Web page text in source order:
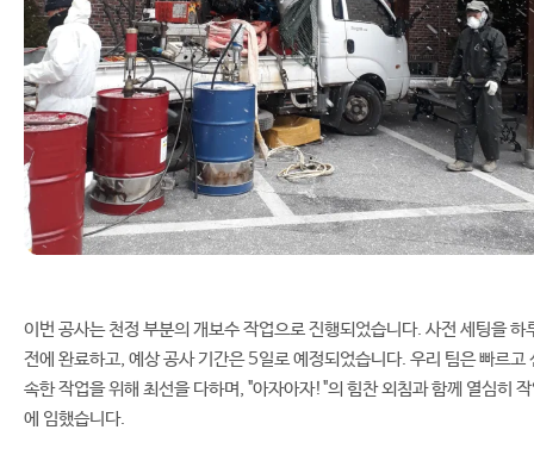
이번 공사는 천정 부분의 개보수 작업으로 진행되었습니다. 사전 세팅을 하
전에 완료하고, 예상 공사 기간은 5일로 예정되었습니다. 우리 팀은 빠르고
속한 작업을 위해 최선을 다하며, "아자아자!"의 힘찬 외침과 함께 열심히
에 임했습니다.